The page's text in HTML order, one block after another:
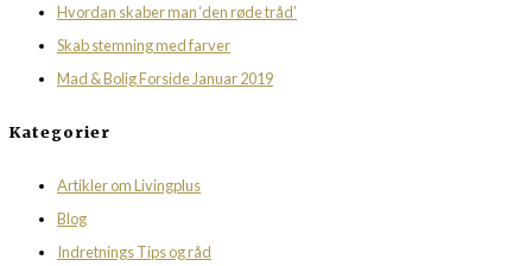
Hvordan skaber man ‘den røde tråd’
Skab stemning med farver
Mad & Bolig Forside Januar 2019
Kategorier
Artikler om Livingplus
Blog
Indretnings Tips og råd